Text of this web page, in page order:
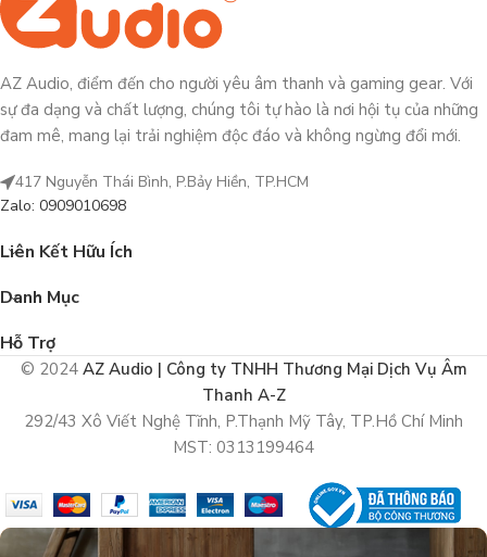
AZ Audio, điểm đến cho người yêu âm thanh và gaming gear. Với
sự đa dạng và chất lượng, chúng tôi tự hào là nơi hội tụ của những
đam mê, mang lại trải nghiệm độc đáo và không ngừng đổi mới.
417 Nguyễn Thái Bình, P.Bảy Hiền, TP.HCM
Zalo: 0909010698
Liên Kết Hữu Ích
Danh Mục
Hỗ Trợ
© 2024 AZ Audio | Công ty TNHH Thương Mại Dịch Vụ Âm
Thanh A-Z
292/43 Xô Viết Nghệ Tĩnh, P.Thạnh Mỹ Tây, TP.Hồ Chí Minh
MST: 0313199464